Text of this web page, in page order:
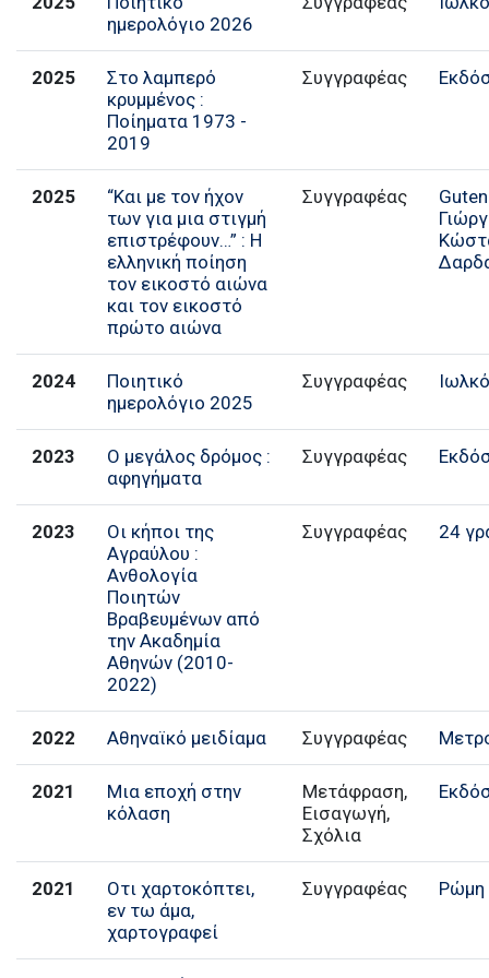
ημερολόγιο 2026
2025
Στο λαμπερό
κρυμμένος :
Ποίηματα 1973 -
2019
Συγγραφέας
2025
“Και με τον ήχον
των για μια στιγμή
επιστρέφουν…” : Η
ελληνική ποίηση
τον εικοστό αιώνα
και τον εικοστό
πρώτο αιώνα
2024
Ποιητικό
ημερολόγιο 2025
2023
Ο μεγάλος δρόμος :
αφηγήματα
Συγγραφέας
2023
Οι κήποι της
Αγραύλου :
Ανθολογία
Ποιητών
Bραβευμένων από
την Ακαδημία
Αθηνών (2010-
2022)
Συγγραφέας 24
2022 Αθηναϊκό μειδίαμα Συγγραφέας
2021
Μια εποχή στην
κόλαση
Μετάφραση,
Εισαγωγή,
Σχόλια
2021
Οτι χαρτοκόπτει,
εν τω άμα,
χαρτογραφεί
Ρώμη